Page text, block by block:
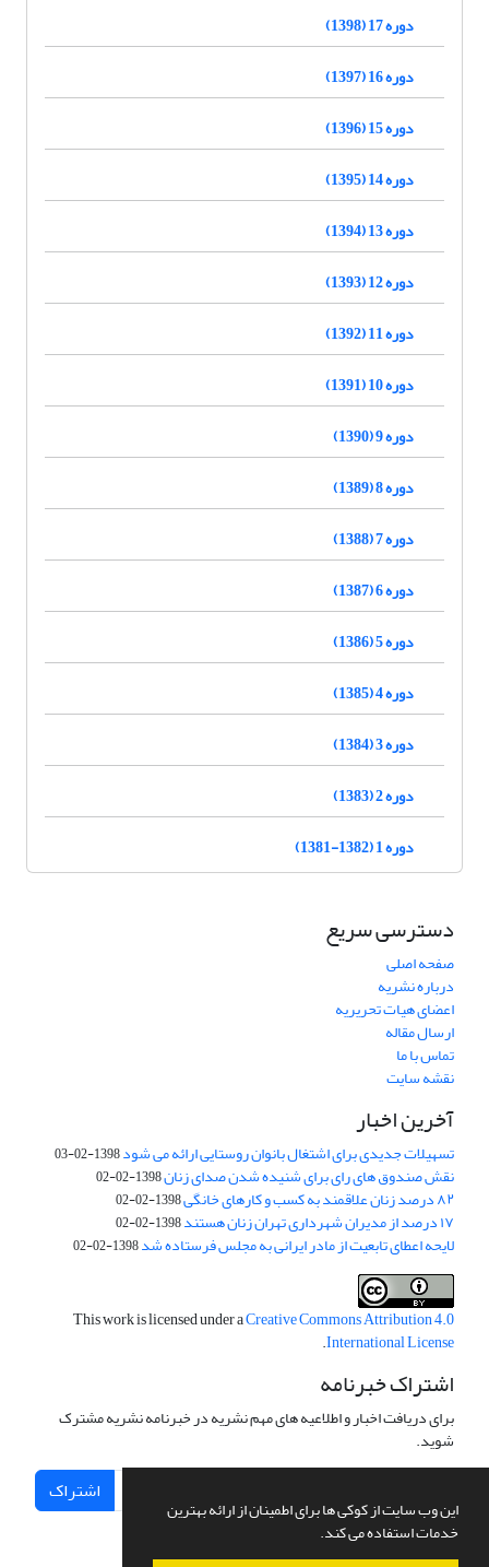
این وب سایت از کوکی ها برای اطمینان از ارائه بهترین
خدمات استفاده می کند.
دوره 17 (1398)
دوره 16 (1397)
دوره 15 (1396)
دوره 14 (1395)
دوره 13 (1394)
دوره 12 (1393)
دوره 11 (1392)
دوره 10 (1391)
دوره 9 (1390)
دوره 8 (1389)
دوره 7 (1388)
دوره 6 (1387)
دوره 5 (1386)
دوره 4 (1385)
دوره 3 (1384)
دوره 2 (1383)
دوره 1 (1382-1381)
دسترسی سریع
صفحه اصلی
درباره نشریه
اعضای هیات تحریریه
ارسال مقاله
تماس با ما
نقشه سایت
آخرین اخبار
تسهیلات جدیدی برای اشتغال بانوان روستایی ارائه می شود1398-02-03
نقش صندوق های رای برای شنیده شدن صدای زنان1398-02-02
۸۲ درصد زنان علاقمند به کسب و کارهای خانگی 1398-02-02
۱۷ درصد از مدیران شهرداری تهران زنان هستند 1398-02-02
لایحه اعطای تابعیت از مادر ایرانی به مجلس فرستاده شد1398-02-02
This work is licensed under aCreative Commons Attribution 4.0
International License
.
اشتراک خبرنامه
برای دریافت اخبار و اطلاعیه های مهم نشریه در خبرنامه نشریه مشترک
شوید.
اشتراک